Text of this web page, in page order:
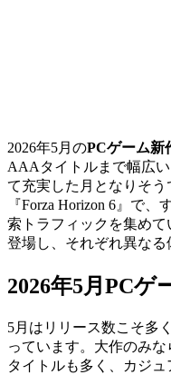
2026年5月のPCゲーム新
AAAタイトルまで幅広
て充実した月となりそ
『Forza Horizon 6』で
索トラフィックを集め
登場し、それぞれ異なる
2026年5月PCゲ
5月はリリース数こそ多
っています。大作のみ
タイトルも多く、カジ